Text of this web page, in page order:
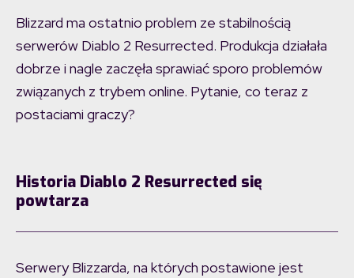
Blizzard ma ostatnio problem ze stabilnością
serwerów Diablo 2 Resurrected. Produkcja działała
dobrze i nagle zaczęła sprawiać sporo problemów
związanych z trybem online. Pytanie, co teraz z
postaciami graczy?
Historia Diablo 2 Resurrected się
powtarza
Serwery Blizzarda, na których postawione jest